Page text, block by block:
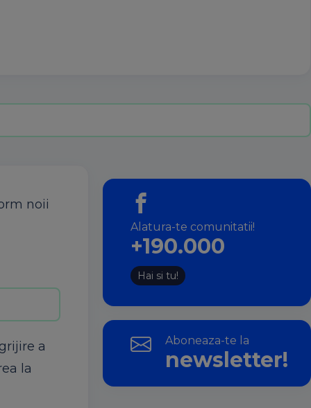
noii
a
la
Alatura-te comunitatii!
+190.000
Hai si tu!
Aboneaza-te la
newsletter!